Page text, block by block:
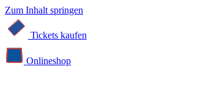
Zum Inhalt springen
Tickets kaufen
Online­shop